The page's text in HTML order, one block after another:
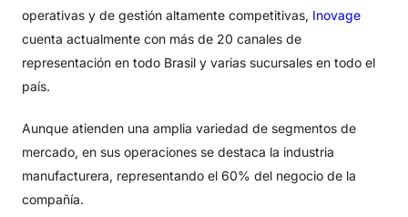
operativas y de gestión altamente competitivas, Inovage
cuenta actualmente con más de 20 canales de
representación en todo Brasil y varias sucursales en todo el
país.
Aunque atienden una amplia variedad de segmentos de
mercado, en sus operaciones se destaca la industria
manufacturera, representando el 60% del negocio de la
compañía.